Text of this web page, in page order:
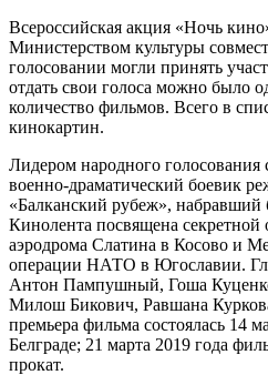
Всероссийская акция «Ночь
Министерством культуры
голосовании могли принять
отдать свои голоса можно было
количество фильмов. Всего в
кинокартин.
Лидером народного голосования
военно-драматический боевик
«Балканский рубеж», набравший
Кинолента посвящена секретной
аэродрома Слатина в Косово и
операции НАТО в Югославии.
Антон Пампушный, Гоша
Милош Бикович, Равшана
премьера фильма состоялась 14
Белграде; 21 марта 2019 года
прокат.